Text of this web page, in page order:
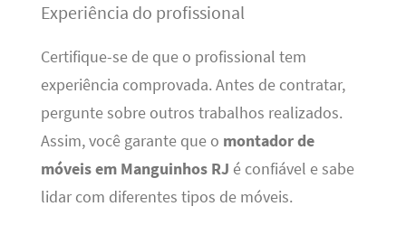
Experiência do profissional
Certifique-se de que o profissional tem
experiência comprovada. Antes de contratar,
pergunte sobre outros trabalhos realizados.
Assim, você garante que o montador de
móveis em Manguinhos RJ é confiável e sabe
lidar com diferentes tipos de móveis.